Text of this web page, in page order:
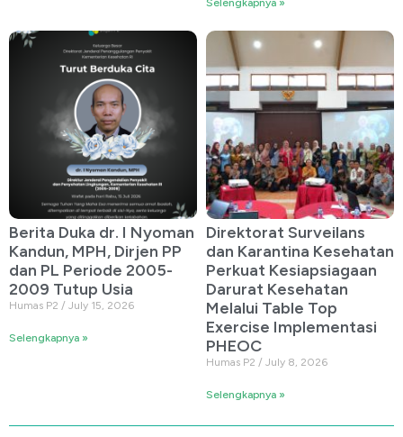
Selengkapnya »
Berita Duka dr. I Nyoman
Kandun, MPH, Dirjen PP
dan PL Periode 2005-
2009 Tutup Usia
Humas P2 July 15, 2026
Selengkapnya »
Direktorat Surveilans
dan Karantina Kesehatan
Perkuat Kesiapsiagaan
Darurat Kesehatan
Melalui Table Top
Exercise Implementasi
PHEOC
Humas P2 July 8, 2026
Selengkapnya »